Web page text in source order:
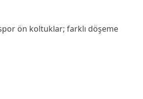
ön koltuklar; farklı döşeme